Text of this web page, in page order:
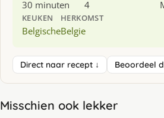
30 minuten 4
KEUKEN
Belgische
HERKOMST
Belgie
Direct naar recept ↓ Beoordeel
Misschien ook lekker